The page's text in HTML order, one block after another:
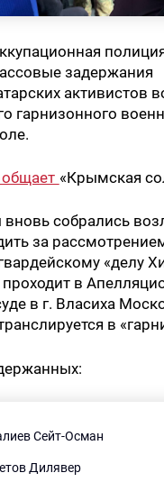
задержания
активистов
гарнизонного
«Крымская
собрались
за
«делу
проходит в
в г. Власиха
в
Сейт-Осман
Дилявер